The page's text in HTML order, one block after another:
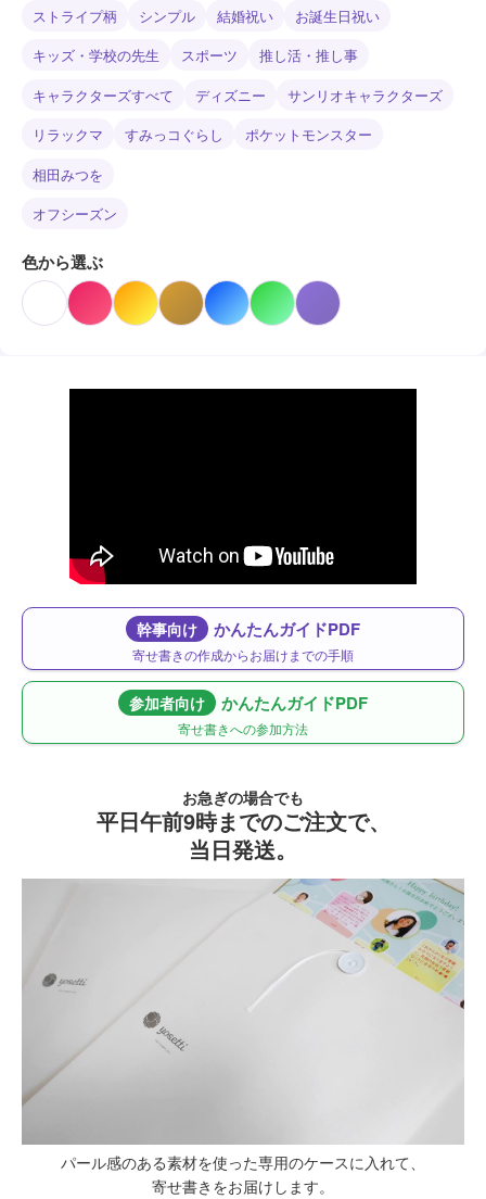
ストライプ柄 シンプル 結婚祝い
お誕生日祝い
キッズ・学校の先生
スポーツ
推し活・推し事
キャラクターズすべて
ディズニー
サンリオキャラクターズ
リラックマ
すみっコぐらし
ポケットモンスター
相田みつを
オフシーズン
色から選ぶ
幹事向け かんたんガイドPDF
寄せ書きの作成からお届けまでの手順
参加者向け かんたんガイドPDF
寄せ書きへの参加方法
お急ぎの場合でも
平日午前9時までのご注文で、
当日発送。
パール感のある素材を使った専用のケースに入れて、
寄せ書きをお届けします。